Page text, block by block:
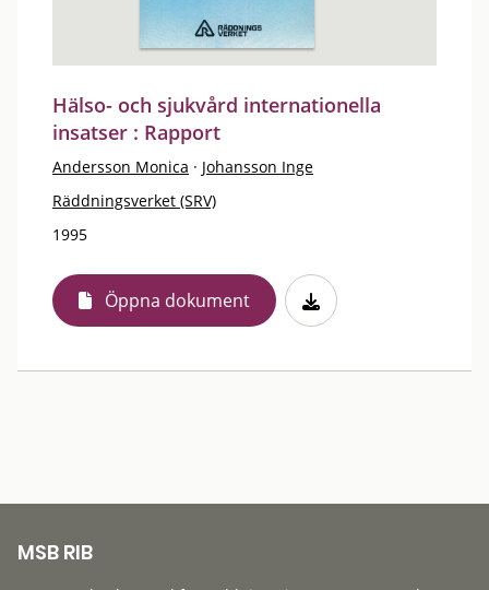
Hälso- och sjukvård internationella
insatser : Rapport
Andersson Monica · Johansson Inge
Räddningsverket (SRV)
1995
Öppna dokument
MSB RIB